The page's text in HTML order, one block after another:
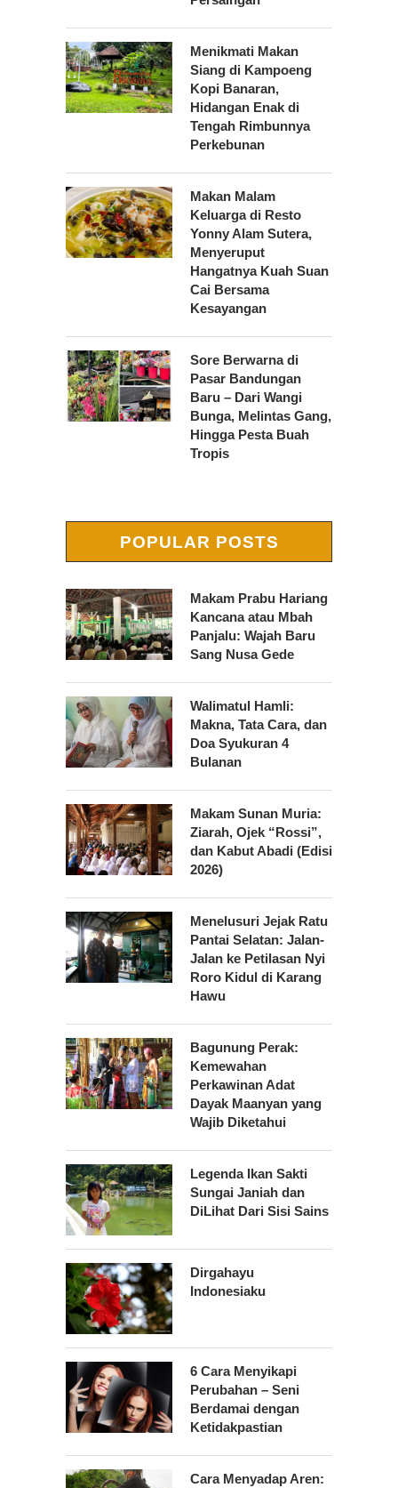
Menikmati Makan
Siang di Kampoeng
Kopi Banaran,
Hidangan Enak di
Tengah Rimbunnya
Perkebunan
Makan Malam
Keluarga di Resto
Yonny Alam Sutera,
Menyeruput
Hangatnya Kuah Suan
Cai Bersama
Kesayangan
Sore Berwarna di
Pasar Bandungan
Baru – Dari Wangi
Bunga, Melintas Gang,
Hingga Pesta Buah
Tropis
POPULAR POSTS
Makam Prabu Hariang
Kancana atau Mbah
Panjalu: Wajah Baru
Sang Nusa Gede
Walimatul Hamli:
Makna, Tata Cara, dan
Doa Syukuran 4
Bulanan
Makam Sunan Muria:
Ziarah, Ojek “Rossi”,
dan Kabut Abadi (Edisi
2026)
Menelusuri Jejak Ratu
Pantai Selatan: Jalan-
Jalan ke Petilasan Nyi
Roro Kidul di Karang
Hawu
Bagunung Perak:
Kemewahan
Perkawinan Adat
Dayak Maanyan yang
Wajib Diketahui
Legenda Ikan Sakti
Sungai Janiah dan
DiLihat Dari Sisi Sains
Dirgahayu
Indonesiaku
6 Cara Menyikapi
Perubahan – Seni
Berdamai dengan
Ketidakpastian
Cara Menyadap Aren: